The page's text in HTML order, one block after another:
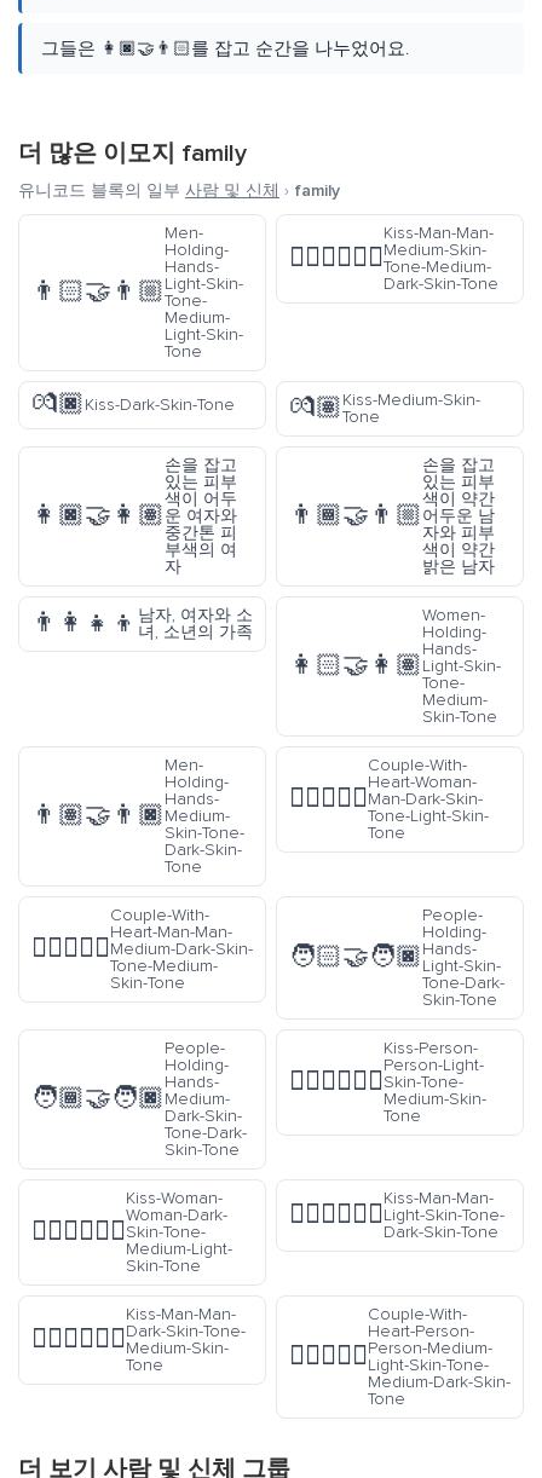
그들은 👩🏿‍🤝‍👨🏻를 잡고 순간을 나누었어요.
더 많은 이모지 family
유니코드 블록의 일부 사람 및 신체 › family
👨🏻‍🤝‍👨🏼
Men-
Holding-
Hands-
Light-Skin-
Tone-
Medium-
Light-Skin-
Tone
👨🏽‍❤️‍💋‍👨🏾
Kiss-Man-Man-
Medium-Skin-
Tone-Medium-
Dark-Skin-Tone
💏🏿Kiss-Dark-Skin-Tone 💏🏽Kiss-Medium-Skin-
Tone
👩🏿‍🤝‍👩🏽
손을 잡고
있는 피부
색이 어두
운 여자와
중간톤 피
부색의 여
자
👨🏾‍🤝‍👨🏼
손을 잡고
있는 피부
색이 약간
어두운 남
자와 피부
색이 약간
밝은 남자
👨‍👩‍👧‍👦 남자, 여자와 소
녀, 소년의 가족
👩🏻‍🤝‍👩🏽
Women-
Holding-
Hands-
Light-Skin-
Tone-
Medium-
Skin-Tone
👨🏽‍🤝‍👨🏿
Men-
Holding-
Hands-
Medium-
Skin-Tone-
Dark-Skin-
Tone
👩🏿‍❤️‍👨🏻
Couple-With-
Heart-Woman-
Man-Dark-Skin-
Tone-Light-Skin-
Tone
👨🏾‍❤️‍👨🏽
Couple-With-
Heart-Man-Man-
Medium-Dark-Skin-
Tone-Medium-
Skin-Tone
🧑🏻‍🤝‍🧑🏿
People-
Holding-
Hands-
Light-Skin-
Tone-Dark-
Skin-Tone
🧑🏾‍🤝‍🧑🏿
People-
Holding-
Hands-
Medium-
Dark-Skin-
Tone-Dark-
Skin-Tone
🧑🏻‍❤️‍💋‍🧑🏽
Kiss-Person-
Person-Light-
Skin-Tone-
Medium-Skin-
Tone
👩🏿‍❤️‍💋‍👩🏼
Kiss-Woman-
Woman-Dark-
Skin-Tone-
Medium-Light-
Skin-Tone
👨🏻‍❤️‍💋‍👨🏿
Kiss-Man-Man-
Light-Skin-Tone-
Dark-Skin-Tone
👨🏿‍❤️‍💋‍👨🏽
Kiss-Man-Man-
Dark-Skin-Tone-
Medium-Skin-
Tone
🧑🏼‍❤️‍🧑🏾
Couple-With-
Heart-Person-
Person-Medium-
Light-Skin-Tone-
Medium-Dark-Skin-
Tone
더 보기 사람 및 신체 그룹